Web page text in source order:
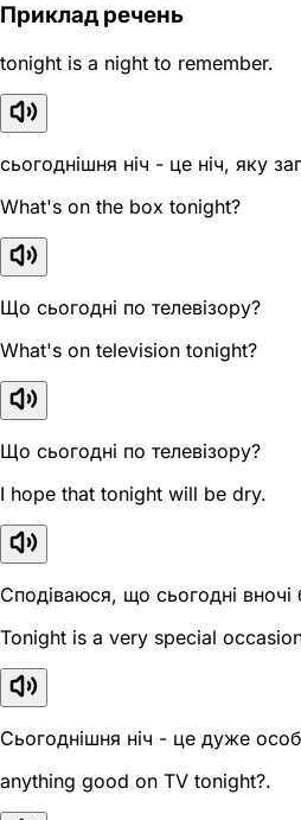
Приклад речень
tonight is a night to remember.
сьогоднішня ніч - це ніч, яку
What's on the box tonight?
Що сьогодні по телевізору?
What's on television tonight?
Що сьогодні по телевізору?
I hope that tonight will be dry.
Сподіваюся, що сьогодні вночі
Tonight is a very special
Сьогоднішня ніч - це дуже
anything good on TV tonight?.